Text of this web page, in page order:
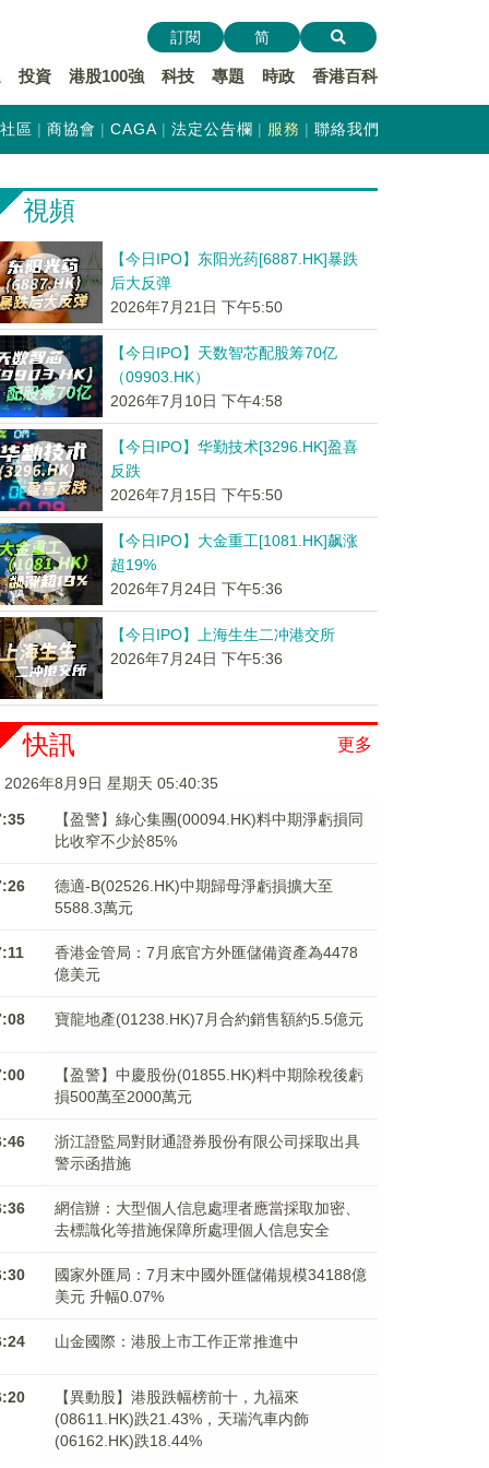
投資 港股100強 科技 專題 時政 香港百科
訂閱 简
社區 商協會 CAGA 法定公告欄 服務 聯絡我們
視頻
【今日IPO】东阳光药[6887.HK]暴跌
后大反弹
2026年7月21日 下午5:50
【今日IPO】天数智芯配股筹70亿
（09903.HK）
2026年7月10日 下午4:58
【今日IPO】华勤技术[3296.HK]盈喜
反跌
2026年7月15日 下午5:50
【今日IPO】大金重工[1081.HK]飙涨
超19%
2026年7月24日 下午5:36
【今日IPO】上海生生二冲港交所
2026年7月24日 下午5:36
更多
快訊
2026年8月9日 星期天 05:40:36
【盈警】綠心集團(00094.HK)料中期淨虧損同
比收窄不少於85%
德適-B(02526.HK)中期歸母淨虧損擴大至
5588.3萬元
香港金管局：7月底官方外匯儲備資產為4478
億美元
寶龍地產(01238.HK)7月合約銷售額約5.5億元
【盈警】中慶股份(01855.HK)料中期除稅後虧
損500萬至2000萬元
浙江證監局對財通證券股份有限公司採取出具
警示函措施
網信辦：大型個人信息處理者應當採取加密、
去標識化等措施保障所處理個人信息安全
國家外匯局：7月末中國外匯儲備規模34188億
美元 升幅0.07%
山金國際：港股上市工作正常推進中
【異動股】港股跌幅榜前十，九福來
(08611.HK)跌21.43%，天瑞汽車内飾
(06162.HK)跌18.44%